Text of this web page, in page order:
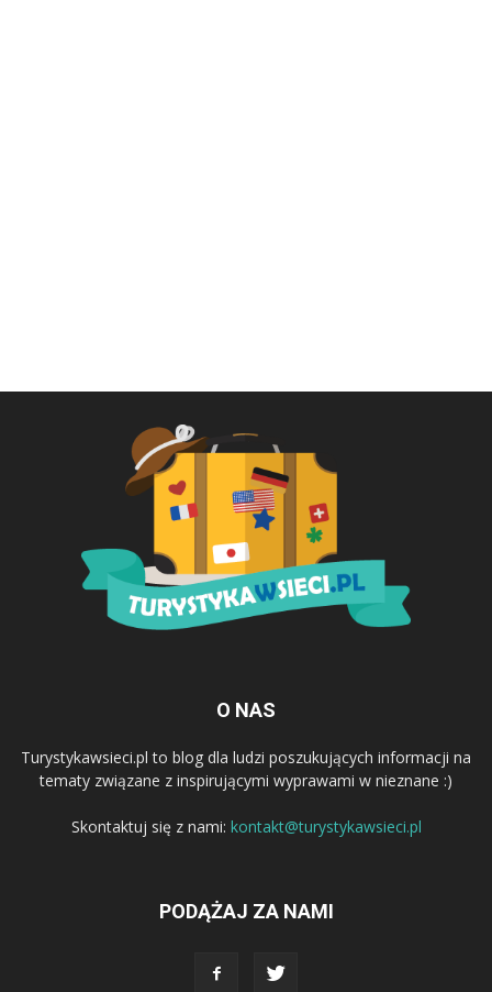
O NAS
Turystykawsieci.pl to blog dla ludzi poszukujących informacji na
tematy związane z inspirującymi wyprawami w nieznane :)
Skontaktuj się z nami: kontakt@turystykawsieci.pl
PODĄŻAJ ZA NAMI